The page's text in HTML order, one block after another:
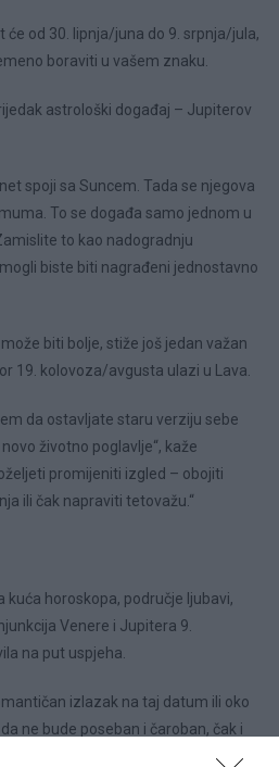
će od 30. lipnja/juna do 9. srpnja/jula,
boraviti u vašem znaku.
astrološki događaj – Jupiterov
spoji sa Suncem. Tada se njegova
To se događa samo jednom u
to kao nadogradnju
biste biti nagrađeni jednostavno
biti bolje, stiže još jedan važan
19. kolovoza/avgusta ulazi u Lava.
da ostavljate staru verziju sebe
životno poglavlje“, kaže
promijeniti izgled – obojiti
ili čak napraviti tetovažu.“
kuća horoskopa, područje ljubavi,
Venere i Jupitera 9.
na put uspjeha.
izlazak na taj datum ili oko
ne bude poseban i čaroban, čak i